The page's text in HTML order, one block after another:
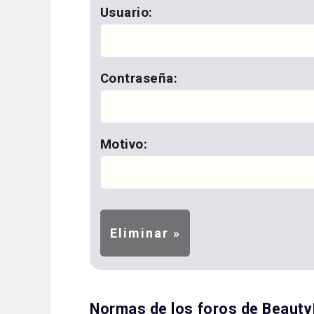
Usuario:
Contraseña:
Motivo:
Normas de los foros de